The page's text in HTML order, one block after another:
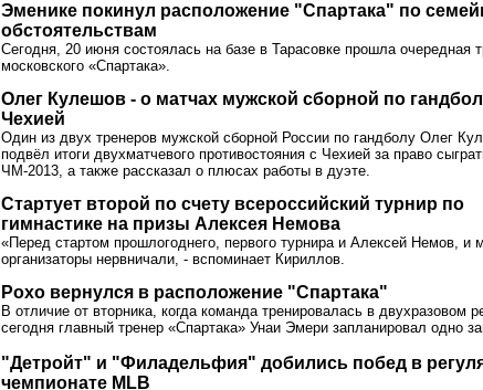
Эменике покинул расположение "Спартака" по
обстоятельствам
Сегодня, 20 июня состоялась на базе в Тарасовке прошла очередная
московского «Спартака».
Олег Кулешов - о матчах мужской сборной по
Чехией
Один из двух тренеров мужской сборной России по гандболу Олег
подвёл итоги двухматчевого противостояния с Чехией за право
ЧМ-2013, а также рассказал о плюсах работы в дуэте.
Стартует второй по счету всероссийский турнир по
гимнастике на призы Алексея Немова
«Перед стартом прошлогоднего, первого турнира и Алексей Немов, и
организаторы нервничали, - вспоминает Кириллов.
Рохо вернулся в расположение "Спартака"
В отличие от вторника, когда команда тренировалась в двухразовом
сегодня главный тренер «Спартака» Унаи Эмери запланировал одно
"Детройт" и "Филадельфия" добились побед в
чемпионате MLB